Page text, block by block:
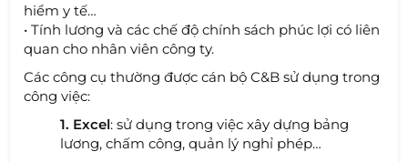
hiểm y tế…
• Tính lương và các chế độ chính sách phúc lợi có liên
quan cho nhân viên công ty.
Các công cụ thường được cán bộ C&B sử dụng trong
công việc:
1. Excel: sử dụng trong việc xây dựng bảng
lương, chấm công, quản lý nghỉ phép…